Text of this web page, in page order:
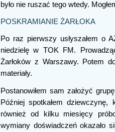
było nie ruszać tego wtedy.
POSKRAMIANIE ŻARŁOKA
Po raz pierwszy usłyszałem o
niedzielę w TOK FM.
Żarłoków z Warszawy. Potem
materiały.
Postanowiłem sam założyć
Później spotkałem
również od kilku miesięcy
wymiany doświadczeń okazało